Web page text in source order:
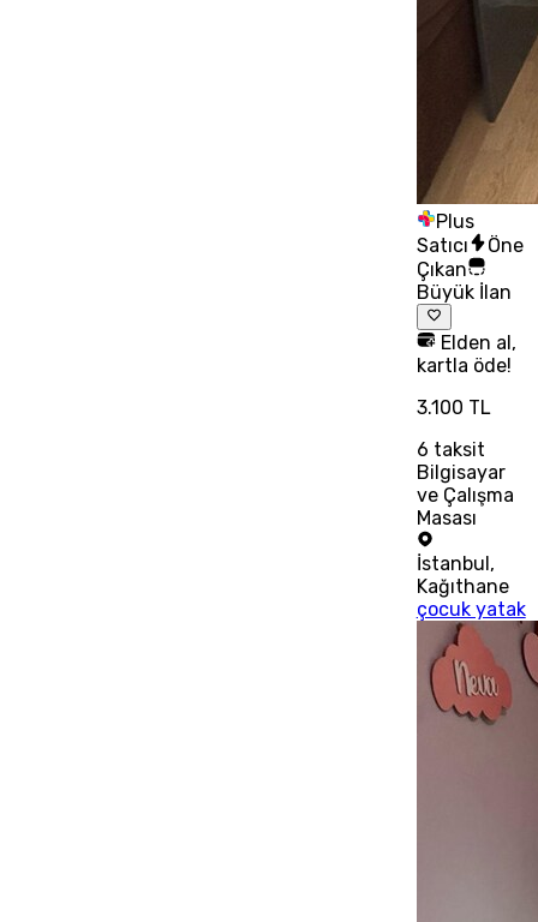
Plus
Satıcı
Öne
Çıkan
Büyük İlan
Elden al,
kartla öde!
3.100 TL
6 taksit
Bilgisayar
ve Çalışma
Masası
İstanbul,
Kağıthane
çocuk yatak